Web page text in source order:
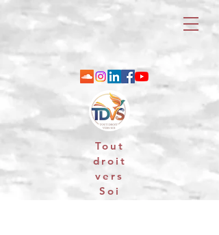
Tout
droit
vers
Soi